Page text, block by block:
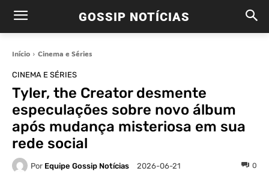
GOSSIP NOTÍCIAS
Início Cinema e Séries
CINEMA E SÉRIES
Tyler, the Creator desmente
especulações sobre novo álbum
após mudança misteriosa em sua
rede social
Por Equipe Gossip Notícias 2026-06-21 0